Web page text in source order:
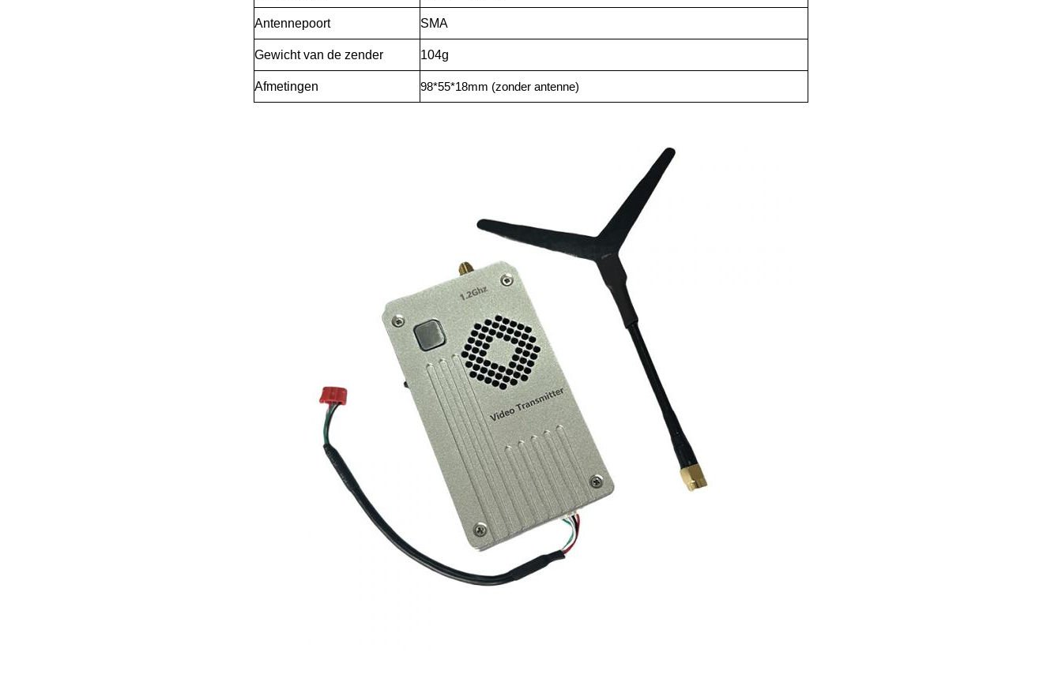
Antennepoort SMA
Gewicht van de zender 104g
Afmetingen 98*55*18mm (zonder antenne)